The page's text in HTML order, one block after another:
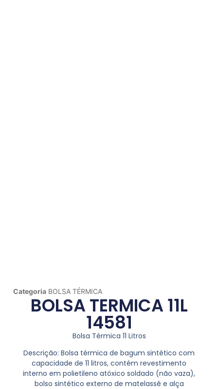
Categoria BOLSA TÉRMICA
BOLSA TERMICA 11L
14581
Bolsa Térmica 11 Litros
Descrição: Bolsa térmica de bagum sintético com
capacidade de 11 litros, contém revestimento
interno em polietileno atóxico soldado (não vaza),
bolso sintético externo de matelassê e alça